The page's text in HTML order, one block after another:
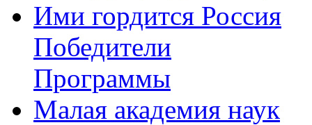
Ими гордится Россия
Победители
Программы
Малая академия наук